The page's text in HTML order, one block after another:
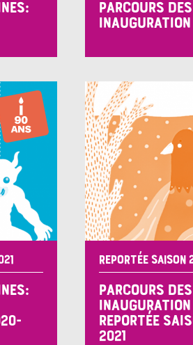
PARCOURS
INAUGURATION
REPORTÉE
PARCOURS
REPORTÉE
2021